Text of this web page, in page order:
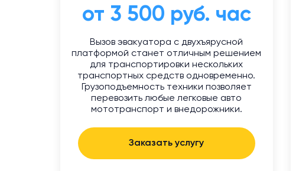
от 3 500 руб. час
Вызов эвакуатора с двухъярусной
платформой станет отличным решением
для транспортировки нескольких
транспортных средств одновременно.
Грузоподъемность техники позволяет
перевозить любые легковые авто
мототранспорт и внедорожники.
Заказать услугу